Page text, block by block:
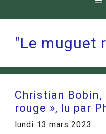
"Le muguet
Christian Bobin,
rouge », lu par
lundi 13 mars 2023